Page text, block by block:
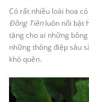
Có rất nhiều loài hoa
Đồng Tiềnluôn nổi bật
tặng cho ai những
những thông điệp sâu
khó quên.